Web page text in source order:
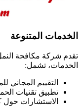
الخدمات المتنوعة
تقدم شركة مكافحة
الخدمات، تشمل:
التقييم المجاني
تطبيق تقنيات
الاستشارات حول